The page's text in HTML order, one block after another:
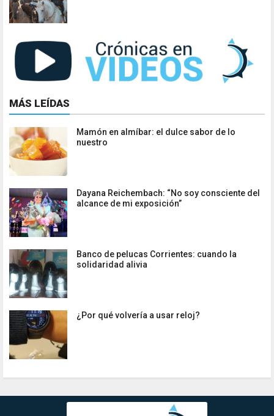
MÁS LEÍDAS
Mamón en almíbar: el dulce sabor de lo
nuestro
Dayana Reichembach: “No soy consciente del
alcance de mi exposición”
Banco de pelucas Corrientes: cuando la
solidaridad alivia
¿Por qué volvería a usar reloj?